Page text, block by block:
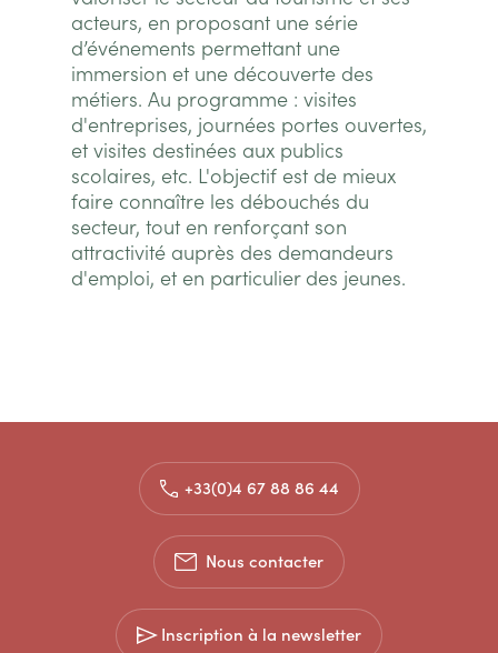
acteurs, en proposant une série
d’événements permettant une
immersion et une découverte des
métiers. Au programme : visites
d'entreprises, journées portes ouvertes,
et visites destinées aux publics
scolaires, etc. L'objectif est de mieux
faire connaître les débouchés du
secteur, tout en renforçant son
attractivité auprès des demandeurs
d'emploi, et en particulier des jeunes.
+33(0)4 67 88 86 44
Nous contacter
Inscription à la newsletter